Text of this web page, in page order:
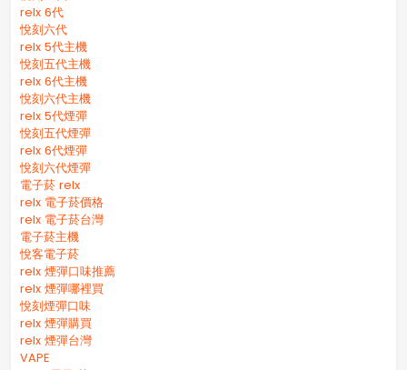
relx 6代
悅刻六代
relx 5代主機
悅刻五代主機
relx 6代主機
悅刻六代主機
relx 5代煙彈
悅刻五代煙彈
relx 6代煙彈
悅刻六代煙彈
電子菸 relx
relx 電子菸價格
relx 電子菸台灣
電子菸主機
悅客電子菸
relx 煙彈口味推薦
relx 煙彈哪裡買
悅刻煙彈口味
relx 煙彈購買
relx 煙彈台灣
VAPE